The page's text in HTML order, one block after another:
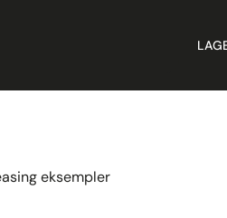
eksempler